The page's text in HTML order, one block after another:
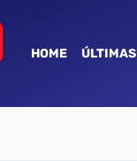
HOME ÚLTIMAS